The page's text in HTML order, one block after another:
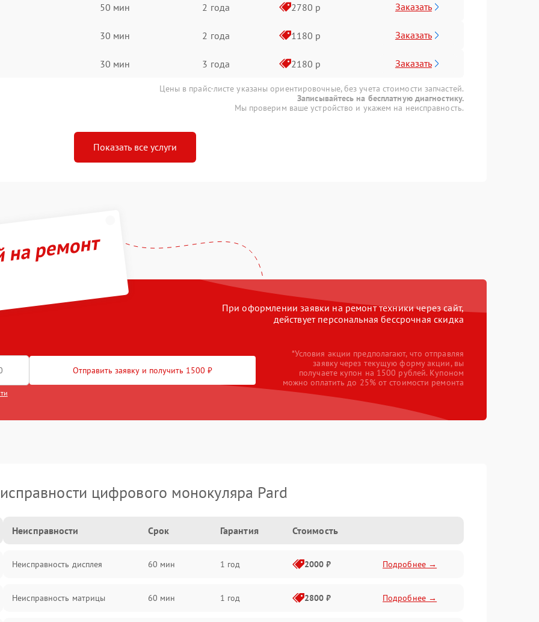
50 мин 2 года 2780 р Заказать
30 мин 2 года 1180 р Заказать
30 мин 3 года 2180 р Заказать
Цены в прайс-листе указаны ориентировочные, без учета стоимости запчастей.
Записывайтесь на бесплатную диагностику.
Мы проверим ваше устройство и укажем на неисправность.
Показать все услуги
ремонт
При оформлении заявки на ремонт техники через сайт,
действует персональная бессрочная скидка
Отправить заявку и получить 1500 ₽
*Условия акции предполагают, что отправляя
заявку через текущую форму акции, вы
получаете купон на 1500 рублей. Купоном
можно оплатить до 25% от стоимости ремонта
цифрового монокуляра Pard
Неисправности Срок Гарантия Стоимость
Неисправность дисплея 60 мин 1 год 2000 ₽ Подробнее →
Неисправность матрицы 60 мин 1 год 2800 ₽ Подробнее →